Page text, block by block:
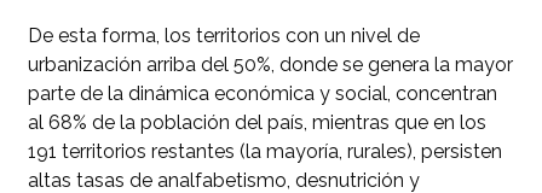
De esta forma, los territorios con un nivel de
urbanización arriba del 50%, donde se genera la mayor
parte de la dinámica económica y social, concentran
al 68% de la población del país, mientras que en los
191 territorios restantes (la mayoría, rurales), persisten
altas tasas de analfabetismo, desnutrición y